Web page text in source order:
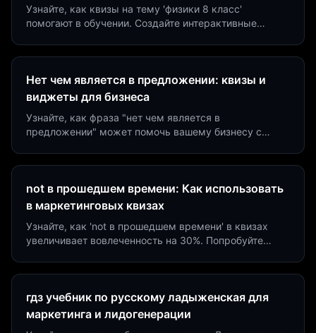
Узнайте, как квизы на тему 'физики 8 класс'
помогают в обучении. Создайте интерактивные
Нет чем является в предложении: квизы и
виджеты для бизнеса
Узнайте, как фраза "нет чем является в
предложении" может помочь вашему бизнесу с
not в прошедшем времени: Как использовать
в маркетинговых квизах
Узнайте, как 'not в прошедшем времени' в квизах
увеличивает вовлеченность на 30%. Попробуйте
гдз учебник по русскому ладыженская для
маркетинга и лидогенерации